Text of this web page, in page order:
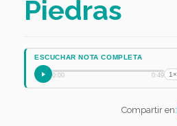
Piedras
ESCUCHAR NOTA COMPLETA
0:00 0:49 1×
Compartir en: